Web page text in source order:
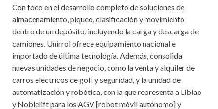
Con foco en el desarrollo completo de soluciones de
almacenamiento, piqueo, clasificación y movimiento
dentro de un depósito, incluyendo la carga y descarga de
camiones, Unirrol ofrece equipamiento nacional e
importado de última tecnología. Además, consolida
nuevas unidades de negocio, como la venta y alquiler de
carros eléctricos de golf y seguridad, y la unidad de
automatización y robótica, con la que representa a Libiao
y Noblelift para los AGV [robot móvil autónomo] y